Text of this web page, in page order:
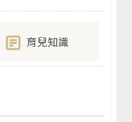
育兒知識